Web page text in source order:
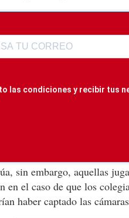
las condiciones y recibir tus
sin embargo, aquellas
en el caso de que los
haber captado las